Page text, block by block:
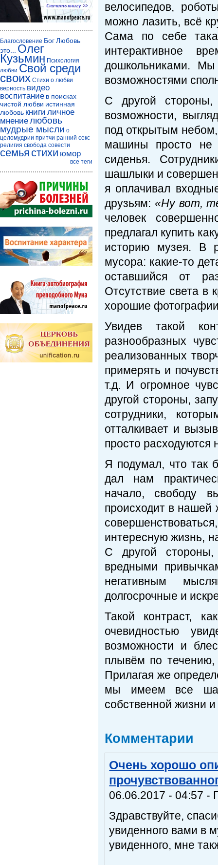
велосипедов,
можно лазить, всё
Сама по себе
интерактивное
дошкольниками. Мы
возможностями
С другой
возможности,
под открытым
машины просто не
сиденья.
шашлыки и
я оплачивал
друзьям: «Ну вот,
человек
предлагал купить
историю музея. В
мусора: какие-то
оставшийся от
Отсутствие света в
хорошие
Увидев такой
разнообразных
реализованных
примерять и
т.д. И огромное
другой стороны,
сотрудники,
отталкивает и
просто расходуются
Я подумал, что так
дал нам
начало, свободу
происходит в нашей
интересную жизнь,
С другой
вредными
негативным
долгосрочные и
Такой контраст,
очевидностью
возможности и
плывём по
Прилагая же
мы имеем все
собственной жизни
Комментарии
Очень хорошо
06.06.2017 - 04:57 -
Здравствуйте,
увиденного вами в
увиденного, мне
Благословение БогЛюбовь
это...
Олег
Кузьмин Психология
любви Свой среди
своих Стихи о любви
верность видео
воспитание в поисках
чистой любви истинная
любовь книги личное
мнениелюбовь
мудрые мысли о
целомудрии притчи ранний секс
религия свобода совести
семья стихи юмор
все теги